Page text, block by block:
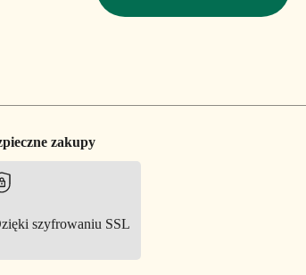
zakupy
szyfrowaniu SSL